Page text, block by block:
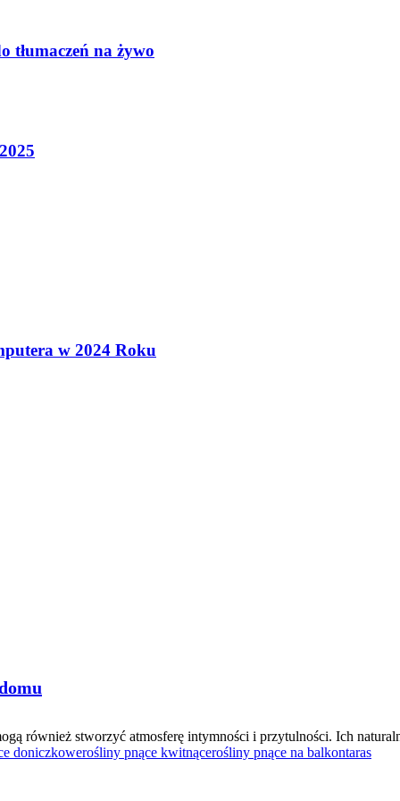
tłumaczeń na żywo
w 2024 Roku
również stworzyć atmosferę intymności i przytulności. Ich
doniczkowerośliny pnące kwitnącerośliny pnące na balkontaras